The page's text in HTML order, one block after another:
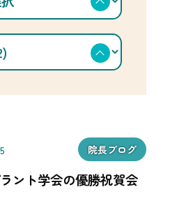
ント学会の優勝祝賀会
院長ブログ